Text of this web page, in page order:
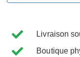
Livraison
Boutique